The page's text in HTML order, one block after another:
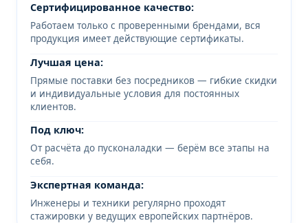
Сертифицированное качество:
Работаем только с проверенными брендами, вся
продукция имеет действующие сертификаты.
Лучшая цена:
Прямые поставки без посредников — гибкие скидки
и индивидуальные условия для постоянных
клиентов.
Под ключ:
От расчёта до пусконаладки — берём все этапы на
себя.
Экспертная команда:
Инженеры и техники регулярно проходят
стажировки у ведущих европейских партнёров.